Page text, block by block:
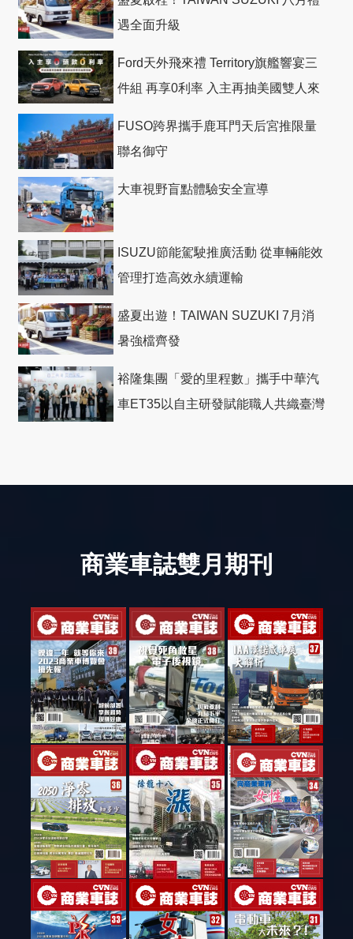
遇全面升級
Ford天外飛來禮 Territory旗艦響宴三
件組 再享0利率 入主再抽美國雙人來
FUSO跨界攜手鹿耳門天后宮推限量
聯名御守
大車視野盲點體驗安全宣導
ISUZU節能駕駛推廣活動 從車輛能效
管理打造高效永續運輸
盛夏出遊！TAIWAN SUZUKI 7月消
暑強檔齊發
裕隆集團「愛的里程數」攜手中華汽
車ET35以自主研發賦能職人共織臺灣
商業車誌雙月期刊